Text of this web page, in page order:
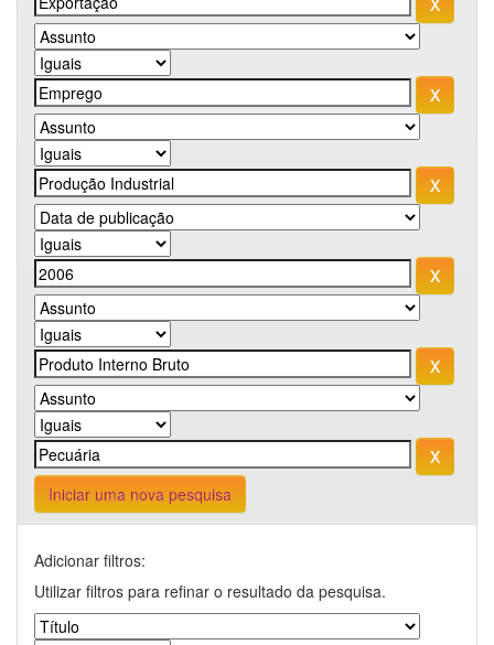
Iniciar uma nova pesquisa
Adicionar filtros:
Utilizar filtros para refinar o resultado da pesquisa.